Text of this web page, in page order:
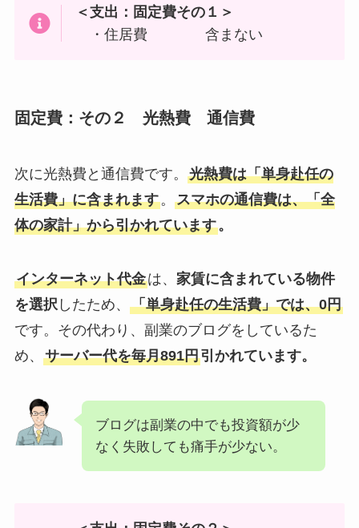
＜支出：固定費その１＞
・住居費 含まない
固定費：その２ 光熱費 通信費
次に光熱費と通信費です。 光熱費は「単身赴任の
生活費」に含まれます。 スマホの通信費は、「全
体の家計」から引かれています。
インターネット代金は、 家賃に含まれている物件
を選択したため、 「単身赴任の生活費」では、0円
です。その代わり、副業のブログをしているた
め、 サーバー代を毎月891円引かれています。
ブログは副業の中でも投資額が少
なく失敗しても痛手が少ない。